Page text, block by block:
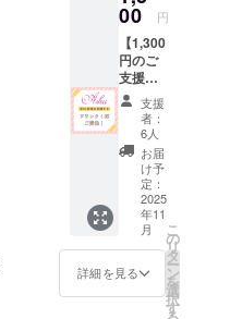
け、思いが
けない形で
新たな道を
探すことに
なりまし
た。
お酒と人が
好きな彼女
は、その歩
みの先に、
福岡市内・
アクセスの
00 円
【1,300
円のご
支援で
ドリン
ク1杯ご
提供
（応援
リター
ン）】
BAR
Ashu 店
長（元
OL）の
挑戦を
応援し
たい！
支援
者：
6人
お届
け予
定：
2025
年11
月
詳細を見る
こ
の
リ
タ
ー
ン
を
選
択
す